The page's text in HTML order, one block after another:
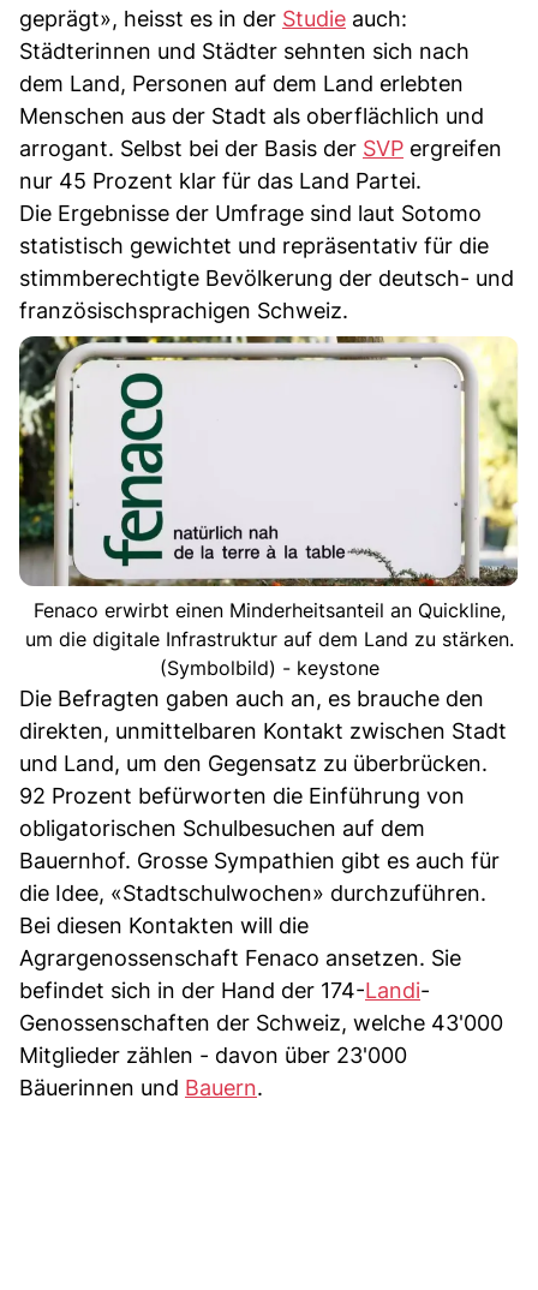
geprägt», heisst es in der Studie auch:
Städterinnen und Städter sehnten sich nach
dem Land, Personen auf dem Land erlebten
Menschen aus der Stadt als oberflächlich und
arrogant. Selbst bei der Basis der SVP ergreifen
nur 45 Prozent klar für das Land Partei.
Die Ergebnisse der Umfrage sind laut Sotomo
statistisch gewichtet und repräsentativ für die
stimmberechtigte Bevölkerung der deutsch- und
französischsprachigen Schweiz.
Fenaco erwirbt einen Minderheitsanteil an Quickline,
um die digitale Infrastruktur auf dem Land zu stärken.
(Symbolbild) - keystone
Die Befragten gaben auch an, es brauche den
direkten, unmittelbaren Kontakt zwischen Stadt
und Land, um den Gegensatz zu überbrücken.
92 Prozent befürworten die Einführung von
obligatorischen Schulbesuchen auf dem
Bauernhof. Grosse Sympathien gibt es auch für
die Idee, «Stadtschulwochen» durchzuführen.
Bei diesen Kontakten will die
Agrargenossenschaft Fenaco ansetzen. Sie
befindet sich in der Hand der 174-Landi-
Genossenschaften der Schweiz, welche 43'000
Mitglieder zählen - davon über 23'000
Bäuerinnen und Bauern.